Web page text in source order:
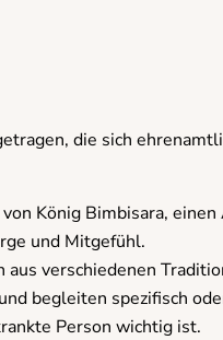
die sich
König Bimbisara,
und Mitgefühl.
verschiedenen
begleiten spezifisch
Person wichtig ist.